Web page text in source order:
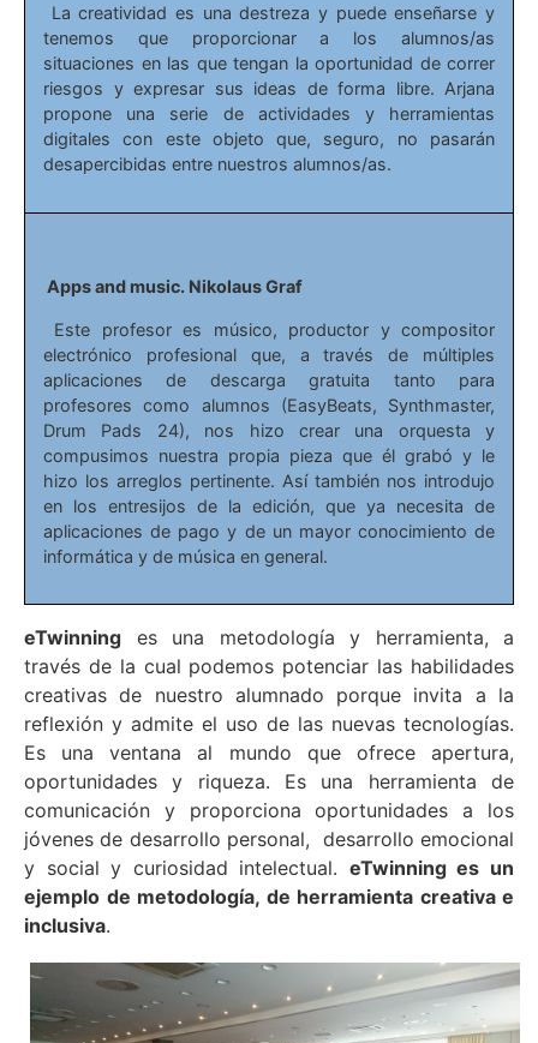
La creatividad es una destreza y puede enseñarse y
tenemos que proporcionar a los alumnos/as
situaciones en las que tengan la oportunidad de correr
riesgos y expresar sus ideas de forma libre. Arjana
propone una serie de actividades y herramientas
digitales con este objeto que, seguro, no pasarán
desapercibidas entre nuestros alumnos/as.
Apps and music. Nikolaus Graf
Este profesor es músico, productor y compositor
electrónico profesional que, a través de múltiples
aplicaciones de descarga gratuita tanto para
profesores como alumnos (EasyBeats, Synthmaster,
Drum Pads 24), nos hizo crear una orquesta y
compusimos nuestra propia pieza que él grabó y le
hizo los arreglos pertinente. Así también nos introdujo
en los entresijos de la edición, que ya necesita de
aplicaciones de pago y de un mayor conocimiento de
informática y de música en general.
eTwinning es una metodología y herramienta, a
través de la cual podemos potenciar las habilidades
creativas de nuestro alumnado porque invita a la
reflexión y admite el uso de las nuevas tecnologías.
Es una ventana al mundo que ofrece apertura,
oportunidades y riqueza. Es una herramienta de
comunicación y proporciona oportunidades a los
jóvenes de desarrollo personal, desarrollo emocional
y social y curiosidad intelectual. eTwinning es un
ejemplo de metodología, de herramienta creativa e
inclusiva.